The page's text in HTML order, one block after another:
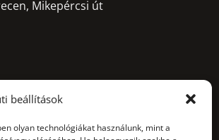
beállítások
olyan technológiákat használunk, mint a
Mikepércsi út